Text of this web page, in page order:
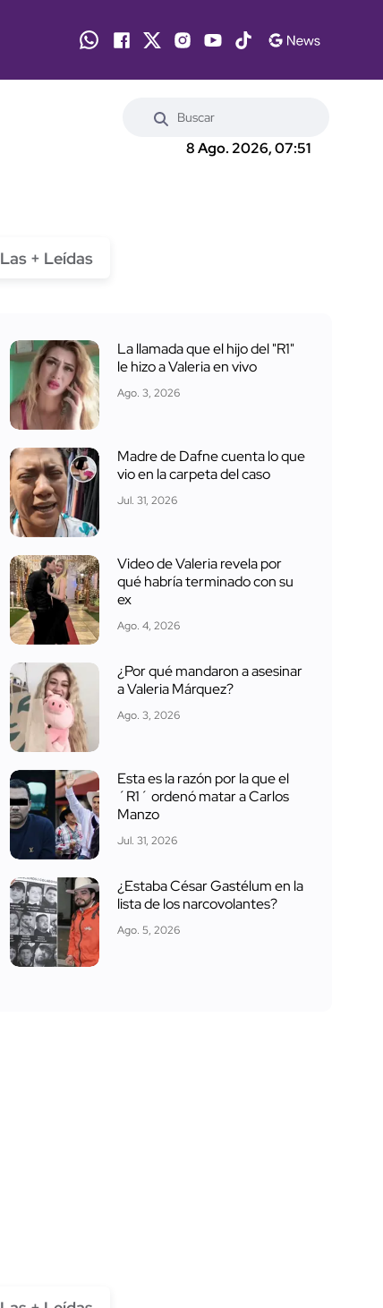
8 Ago. 2026, 07:51
Las + Leídas
La llamada que el hijo del "R1"
le hizo a Valeria en vivo
Ago. 3, 2026
Madre de Dafne cuenta lo que
vio en la carpeta del caso
Jul. 31, 2026
Video de Valeria revela por
qué habría terminado con su
ex
Ago. 4, 2026
¿Por qué mandaron a asesinar
a Valeria Márquez?
Ago. 3, 2026
Esta es la razón por la que el
´R1´ ordenó matar a Carlos
Manzo
Jul. 31, 2026
¿Estaba César Gastélum en la
lista de los narcovolantes?
Ago. 5, 2026